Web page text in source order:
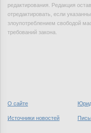
редактирования. Редакция
отредактировать, если
злоупотреблением свободой
требований закона.
О сайте
Источники новостей